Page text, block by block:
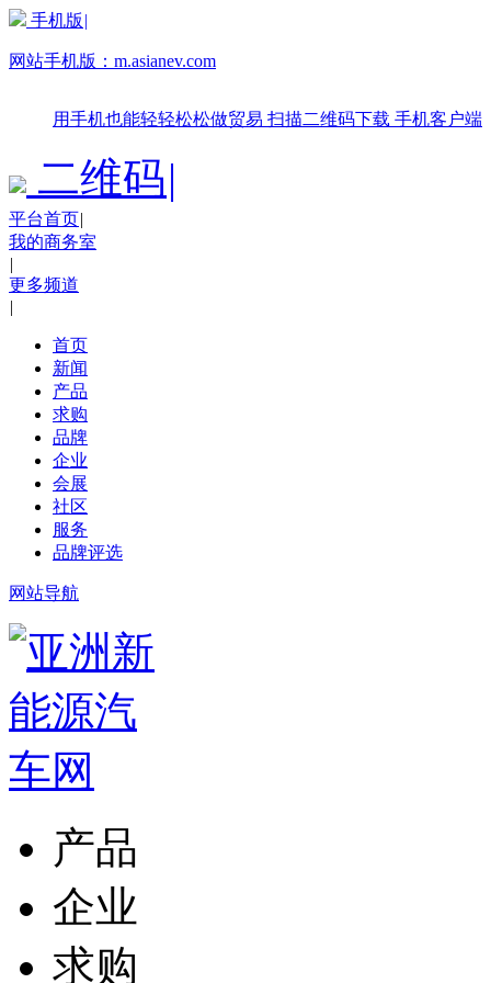
手机版 |
网站手机版： m.asianev.com
用手机也能轻轻松松做贸易 扫描二维码下载 手机客户端
二维码|
平台首页|
我的商务室
|
更多频道
|
首页
新闻
产品
求购
品牌
企业
会展
社区
服务
品牌评选
网站导航
产品
企业
求购